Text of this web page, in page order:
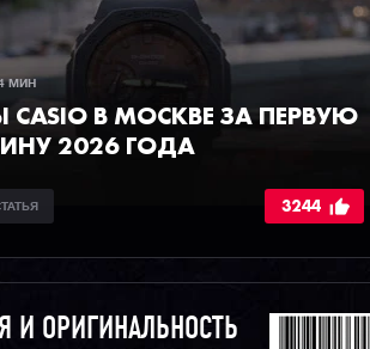
МИН
CASIO В МОСКВЕ ЗА ПЕРВУЮ
2026 ГОДА
3244
И ОРИГИНАЛЬНОСТЬ